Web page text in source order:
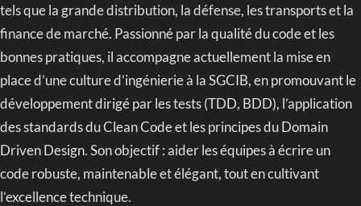
tels que la grande distribution, la défense, les transports et la
finance de marché. Passionné par la qualité du code et les
bonnes pratiques, il accompagne actuellement la mise en
place d’une culture d’ingénierie à la SGCIB, en promouvant le
développement dirigé par les tests (TDD, BDD), l’application
des standards du Clean Code et les principes du Domain
Driven Design. Son objectif : aider les équipes à écrire un
code robuste, maintenable et élégant, tout en cultivant
l’excellence technique.